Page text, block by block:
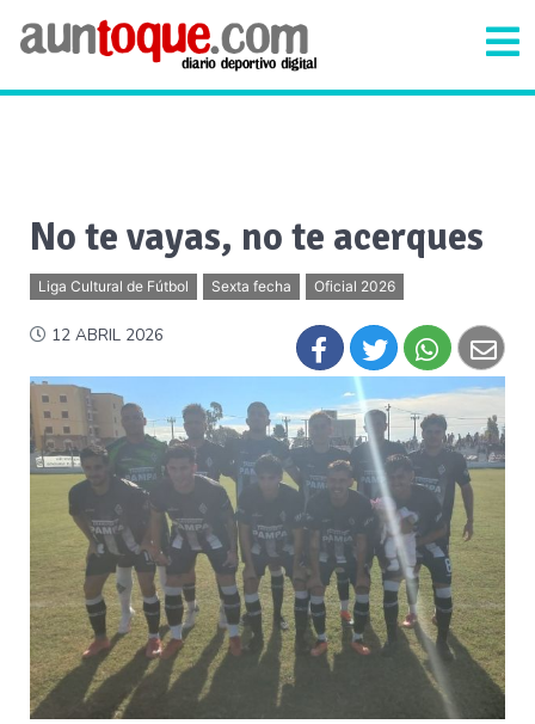
No te vayas, no te acerques
Liga Cultural de Fútbol Sexta fecha Oficial 2026
12 ABRIL 2026